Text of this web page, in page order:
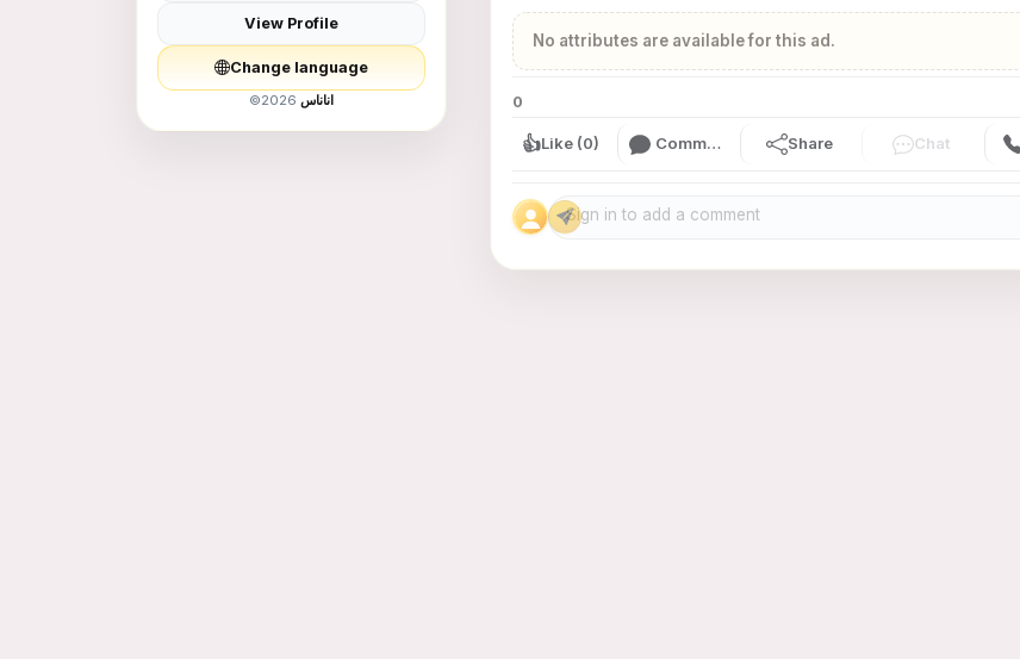
Men Fashion
Children&#039;s
Supplies and Toys
View Profile
Change language
©2026 اناناس
No attributes are available for this ad.
0
👍Like (0) Comment (0) Share Chat